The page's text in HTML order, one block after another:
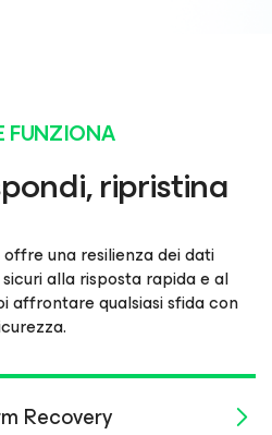
FUNZIONA
ripristina
una resilienza dei dati
alla risposta rapida e al
affrontare qualsiasi sfida con
Recovery